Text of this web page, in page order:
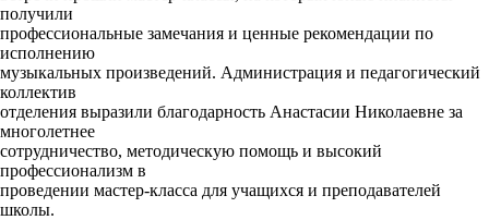
получили
профессиональные замечания и ценные рекомендации по
исполнению
музыкальных произведений. Администрация и педагогический
коллектив
отделения выразили благодарность Анастасии Николаевне за
многолетнее
сотрудничество, методическую помощь и высокий
профессионализм в
проведении мастер-класса для учащихся и преподавателей
школы.